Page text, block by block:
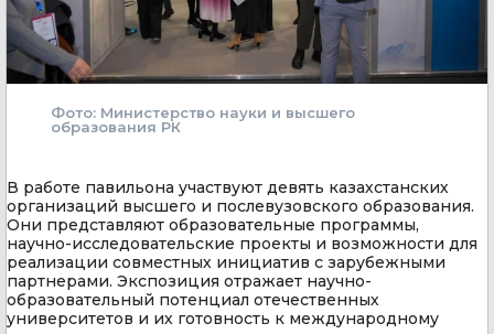
Фото: Министерство науки и высшего
образования РК
В работе павильона участвуют девять казахстанских
организаций высшего и послевузовского образования.
Они представляют образовательные программы,
научно-исследовательские проекты и возможности для
реализации совместных инициатив с зарубежными
партнерами. Экспозиция отражает научно-
образовательный потенциал отечественных
университетов и их готовность к международному